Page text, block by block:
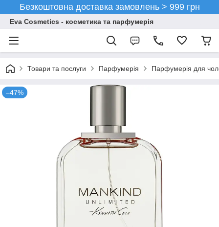
Безкоштовна доставка замовлень > 999 грн
Eva Cosmetics - косметика та парфумерія
Товари та послуги Парфумерія Парфумерія для
–47%